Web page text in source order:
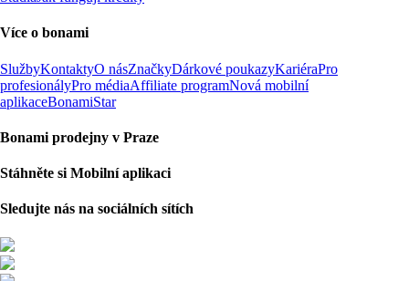
Více o bonami
SlužbyKontaktyO násZnačkyDárkové poukazyKariéraPro
profesionályPro médiaAffiliate programNová mobilní
aplikaceBonamiStar
Bonami prodejny v Praze
Stáhněte si Mobilní aplikaci
Sledujte nás na sociálních sítích